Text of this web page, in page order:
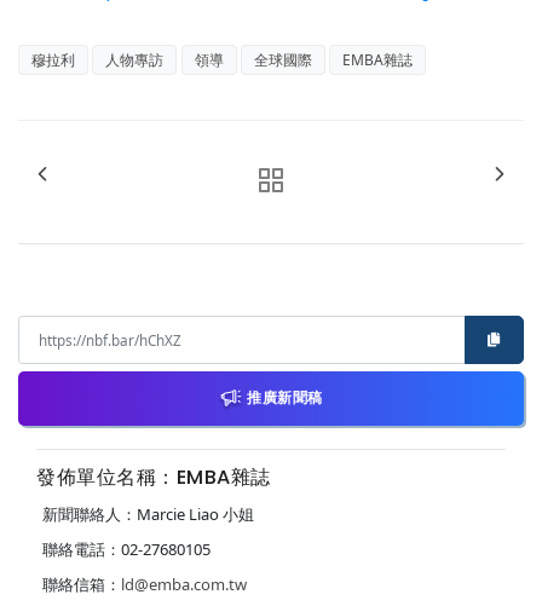
穆拉利 人物專訪 領導 全球國際 EMBA雜誌
推廣新聞稿
發佈單位名稱：EMBA雜誌
新聞聯絡人：Marcie Liao 小姐
聯絡電話：02-27680105
聯絡信箱： ld@emba.com.tw